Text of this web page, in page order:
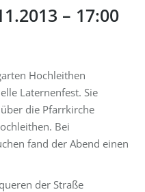
– 17:00
Hochleithen
Laternenfest. Sie
die Pfarrkirche
Bei
fand der Abend einen
der Straße